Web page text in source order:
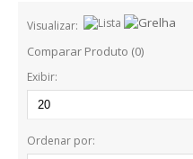
GELATINAS
BARRAS
BOLACHAS E BISCOITOS
MASSAS
Visualizar:
Comparar Produto (0)
Exibir:
Ordenar por: